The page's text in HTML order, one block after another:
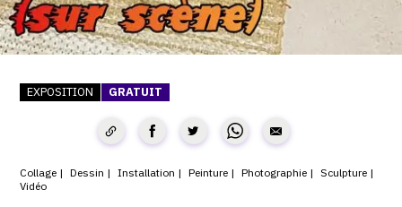
L'ÉQUIPE OAM
À PROPOS D'OAM
CONTACT
EXPOSITION GRATUIT
Collage Dessin Installation Peinture Photographie
Sculpture
Vidéo